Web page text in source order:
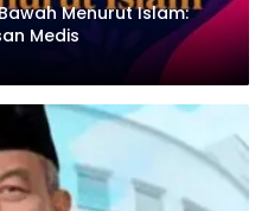
Menurut Islam:
Medis